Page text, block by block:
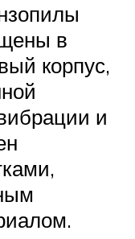
в
корпус,
и